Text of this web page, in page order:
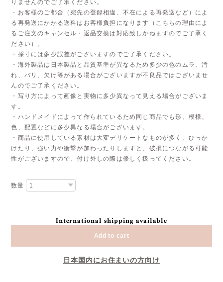
りませんのでご了承ください。
・お客様のご都合（宛先の登録相違、不在による再発送など）によ
る再発送にかかる送料はお客様負担になります（こちらの理由によ
るご注文のキャンセル・返品交換は対応致しかねますのでご了承く
ださい）。
・採寸には多少誤差がございますのでご了承ください。
・海外製品は日本製品と品質基準が異なるため多少の色のムラ、汚
れ、バリ、欠け等がある場合がございますが不良品ではございませ
んのでご了承ください。
・写り方によって画像と実物に多少異なって見える場合がございま
す。
・ハンドメイドによって作られているため同じ商品でも形、模様、
色、配置などに多少異なる場合がございます。
・商品に使用している素材は大変デリケートなものが多く、ひっか
けたり、強い力や衝撃が加わったりしますと、破損につながる可能
性がございますので、付け外しの際は優しく扱ってください。
数量
International shipping available
Add to cart
日本国内にお住まいの方向け